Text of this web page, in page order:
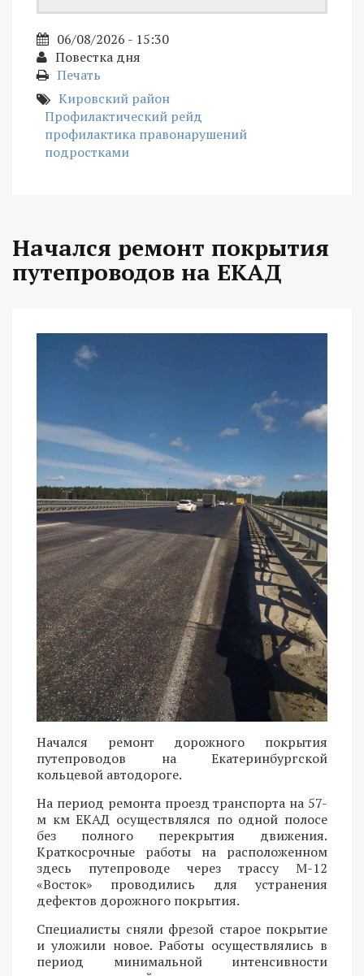
06/08/2026 - 15:30
Повестка дня
Печать
Кировский район
Профилактический рейд
профилактика правонарушений
подростками
Начался ремонт покрытия
путепроводов на ЕКАД
Начался ремонт дорожного покрытия
путепроводов на Екатеринбургской
кольцевой автодороге.
На период ремонта проезд транспорта на 57-
м км ЕКАД осуществлялся по одной полосе
без полного перекрытия движения.
Краткосрочные работы на расположенном
здесь путепроводе через трассу М-12
«Восток» проводились для устранения
дефектов дорожного покрытия.
Специалисты сняли фрезой старое покрытие
и уложили новое. Работы осуществлялись в
период минимальной интенсивности